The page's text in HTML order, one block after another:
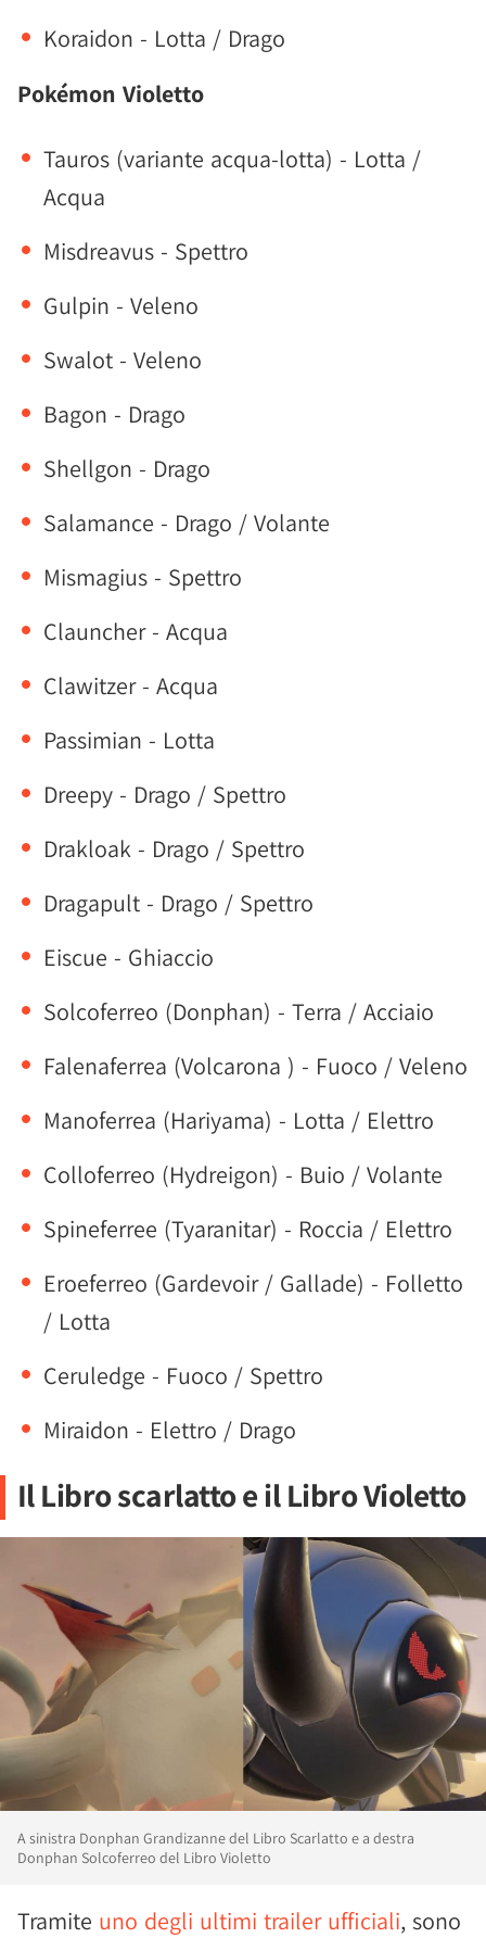
Koraidon - Lotta / Drago
Pokémon Violetto
Tauros (variante acqua-lotta) - Lotta /
Acqua
Misdreavus - Spettro
Gulpin - Veleno
Swalot - Veleno
Bagon - Drago
Shellgon - Drago
Salamance - Drago / Volante
Mismagius - Spettro
Clauncher - Acqua
Clawitzer - Acqua
Passimian - Lotta
Dreepy - Drago / Spettro
Drakloak - Drago / Spettro
Dragapult - Drago / Spettro
Eiscue - Ghiaccio
Solcoferreo (Donphan) - Terra / Acciaio
Falenaferrea (Volcarona ) - Fuoco / Veleno
Manoferrea (Hariyama) - Lotta / Elettro
Colloferreo (Hydreigon) - Buio / Volante
Spineferree (Tyaranitar) - Roccia / Elettro
Eroeferreo (Gardevoir / Gallade) - Folletto
/ Lotta
Ceruledge - Fuoco / Spettro
Miraidon - Elettro / Drago
Il Libro scarlatto e il Libro Violetto
A sinistra Donphan Grandizanne del Libro Scarlatto e a destra
Donphan Solcoferreo del Libro Violetto
Tramite uno degli ultimi trailer ufficiali, sono